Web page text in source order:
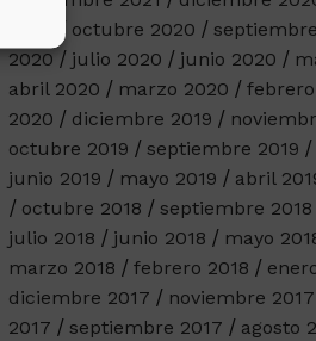
octubre 2020
2020
julio 2020 junio 2020
abril 2020
marzo 2020
2020
diciembre 2019
octubre 2019
septiembre 2019
junio 2019
mayo 2019 abril
octubre 2018
septiembre 2018
julio 2018
junio 2018 mayo
marzo 2018
febrero 2018
diciembre 2017
noviembre 2017
2017
septiembre 2017 agosto